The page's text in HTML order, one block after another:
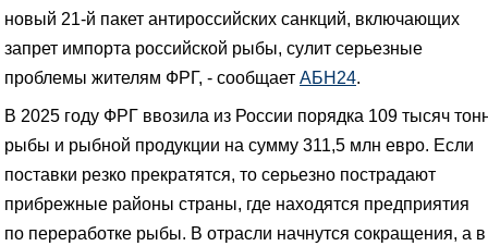
новый 21-й пакет антироссийских санкций, включающих
запрет импорта российской рыбы, сулит серьезные
проблемы жителям ФРГ, - сообщает АБН24.
В 2025 году ФРГ ввозила из России порядка 109 тысяч
рыбы и рыбной продукции на сумму 311,5 млн евро. Если
поставки резко прекратятся, то серьезно пострадают
прибрежные районы страны, где находятся предприятия
по переработке рыбы. В отрасли начнутся сокращения, а в